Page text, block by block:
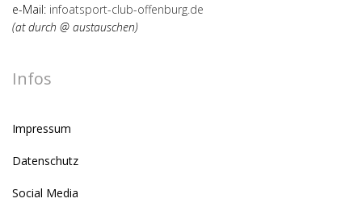
e-Mail: infoatsport-club-offenburg.de
(at durch @ austauschen)
Infos
Impressum
Datenschutz
Social Media